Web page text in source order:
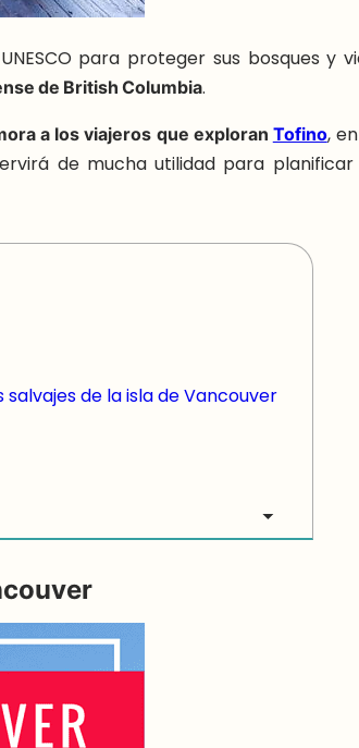
para proteger sus bosques y
de British Columbia.
a los viajeros que exploran Tofino,
de mucha utilidad para
de la isla de Vancouver